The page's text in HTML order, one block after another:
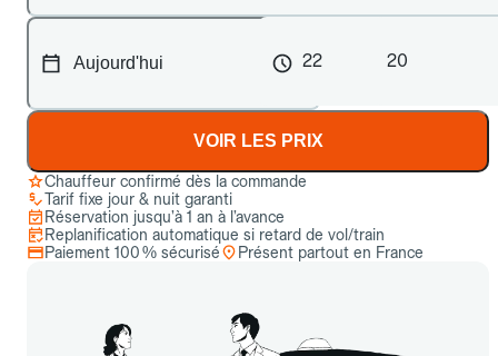
22 20
VOIR LES PRIX
Chauffeur confirmé dès la commande
Tarif fixe jour & nuit garanti
Réservation jusqu’à 1 an à l’avance
Replanification automatique si retard de vol/train
Paiement 100 % sécurisé
Présent partout en France